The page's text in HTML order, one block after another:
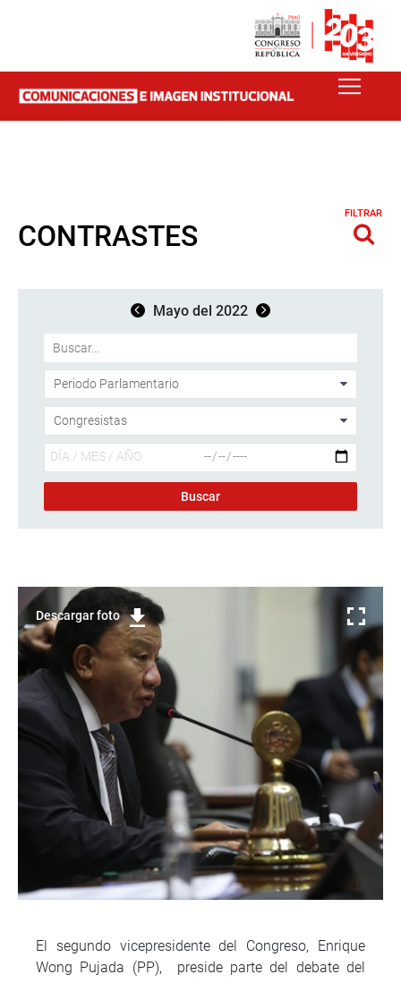
CONTRASTES
FILTRAR
Mayo del 2022
Descargar foto
El segundo vicepresidente del Congreso, Enrique
Wong Pujada (PP), preside parte del debate del